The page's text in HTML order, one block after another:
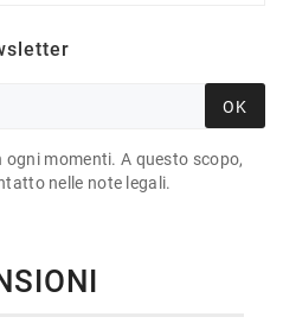
OK
ogni momenti. A questo scopo,
nelle note legali.